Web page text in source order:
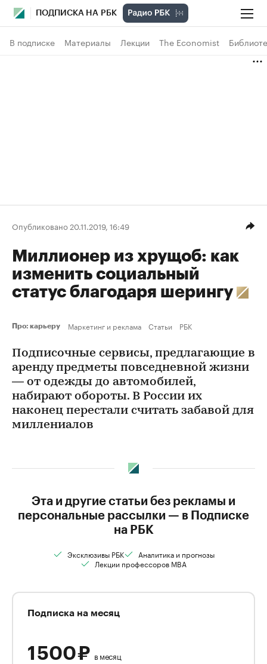
ПОДПИСКА НА РБК
В подписке Материалы Лекции The Economist
Опубликовано 20.11.2019, 16:49
Миллионер из хрущоб: как
изменить социальный
статус благодаря шерингу
Про: карьеру Маркетинг и реклама Статьи РБК
Подписочные сервисы, предлагающие в
аренду предметы повседневной жизни
— от одежды до автомобилей,
набирают обороты. В России их
наконец перестали считать забавой для
миллениалов
Эта и другие статьи без рекламы и
персональные рассылки — в Подписке
на РБК
Эксклюзивы РБК
Аналитика и прогнозы
Лекции профессоров MBA
Подписка на месяц
1 500 ₽ в месяц